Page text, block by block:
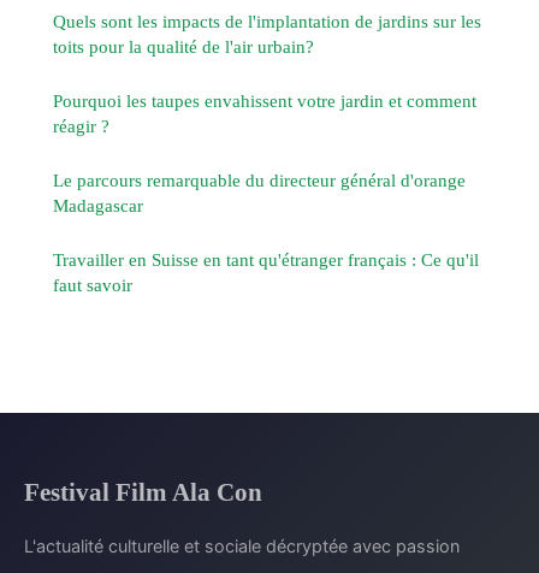
Quels sont les impacts de l'implantation de jardins sur les
toits pour la qualité de l'air urbain?
Pourquoi les taupes envahissent votre jardin et comment
réagir ?
Le parcours remarquable du directeur général d'orange
Madagascar
Travailler en Suisse en tant qu'étranger français : Ce qu'il
faut savoir
Festival Film Ala Con
L'actualité culturelle et sociale décryptée avec passion